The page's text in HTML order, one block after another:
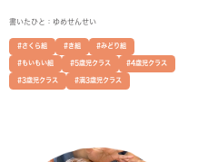
書いたひと：ゆめせんせい
#さくら組 #き組 #みどり組
#もいもい組 #5歳児クラス #4歳児クラス
#3歳児クラス #満3歳児クラス